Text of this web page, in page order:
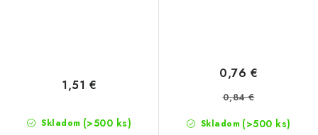
Skladom (>500 ks)
1,51 €
Skladom (>500 ks)
0,76 €
0,84 €